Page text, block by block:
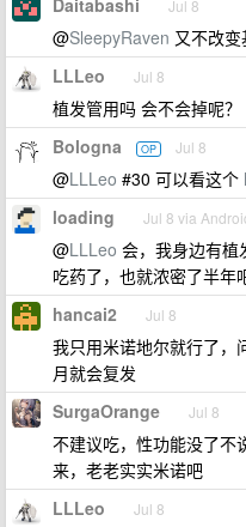
Daitabashi Jul 8
@SleepyRaven 又不改
LLLeo Jul 8
植发管用吗 会不会掉呢？
Bologna OP Jul 8
@LLLeo #30 可以看这个
loading Jul 8 via
@LLLeo 会，我身边有植
吃药了，也就浓密了半年
hancai2 Jul 8
我只用米诺地尔就行了，
月就会复发
SurgaOrange Jul 8
不建议吃，性功能没了不
来，老老实实米诺吧
LLLeo Jul 8